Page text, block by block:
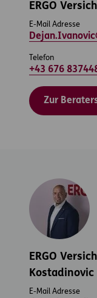
ERGO
E-Mail Adresse
Telefon
+43 676
Zur
ERGO
Kostadinovic
E-Mail Adresse